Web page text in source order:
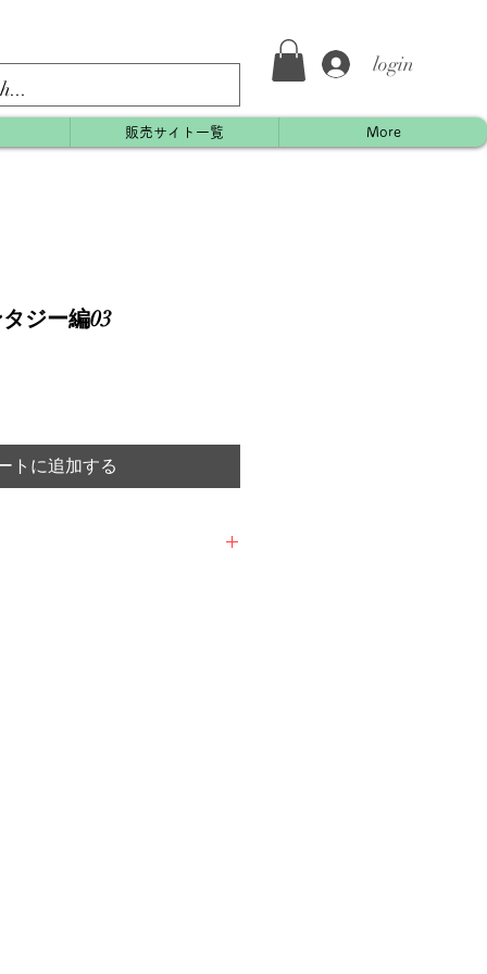
login
販売サイト一覧 More
ジー編03
トに追加する